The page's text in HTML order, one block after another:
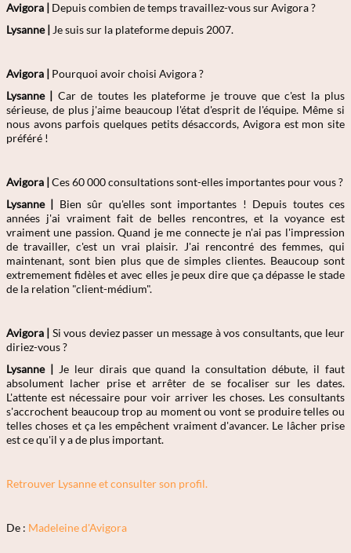
Avigora | Depuis combien de temps travaillez-vous sur Avigora ?
Lysanne | Je suis sur la plateforme depuis 2007.
Avigora | Pourquoi avoir choisi Avigora ?
Lysanne | Car de toutes les plateforme je trouve que c'est la plus
sérieuse, de plus j'aime beaucoup l'état d'esprit de l'équipe. Même si
nous avons parfois quelques petits désaccords, Avigora est mon site
préféré !
Avigora | Ces 60 000 consultations sont-elles importantes pour vous ?
Lysanne | Bien sûr qu'elles sont importantes ! Depuis toutes ces
années j'ai vraiment fait de belles rencontres, et la voyance est
vraiment une passion. Quand je me connecte je n'ai pas l'impression
de travailler, c'est un vrai plaisir. J'ai rencontré des femmes, qui
maintenant, sont bien plus que de simples clientes. Beaucoup sont
extremement fidèles et avec elles je peux dire que ça dépasse le stade
de la relation "client-médium".
Avigora | Si vous deviez passer un message à vos consultants, que leur
diriez-vous ?
Lysanne | Je leur dirais que quand la consultation débute, il faut
absolument lacher prise et arrêter de se focaliser sur les dates.
L'attente est nécessaire pour voir arriver les choses. Les consultants
s'accrochent beaucoup trop au moment ou vont se produire telles ou
telles choses et ça les empêchent vraiment d'avancer. Le lâcher prise
est ce qu'il y a de plus important.
Retrouver Lysanne et consulter son profil.
De : Madeleine d'Avigora